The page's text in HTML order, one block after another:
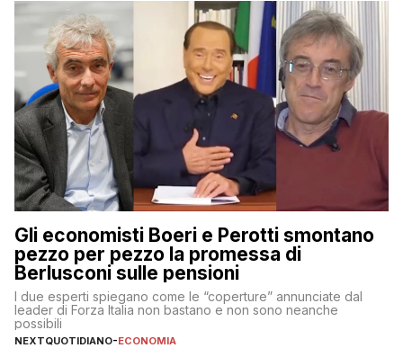
Gli economisti Boeri e Perotti smontano
pezzo per pezzo la promessa di
Berlusconi sulle pensioni
I due esperti spiegano come le “coperture” annunciate dal
leader di Forza Italia non bastano e non sono neanche
possibili
NEXTQUOTIDIANO-ECONOMIA